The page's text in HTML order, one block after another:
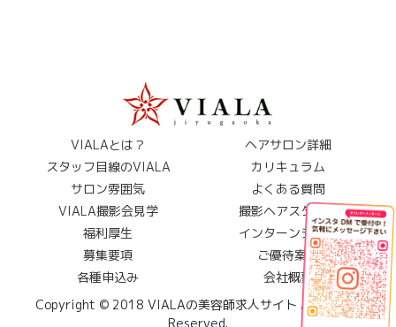
VIALAとは？
ヘアサロン詳細
スタッフ目線のVIALA
カリキュラム
サロン雰囲気
よくある質問
VIALA撮影会見学
撮影ヘアスタイル
福利厚生
インターンシップ
募集要項
ご優待案内
各種申込み
会社概要
Copyright © 2018 VIALAの美容師求人サイト All Rights
Reserved.